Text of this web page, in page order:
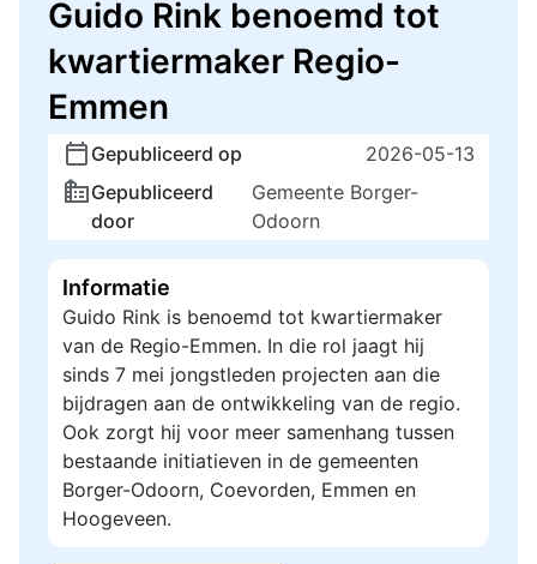
Guido Rink benoemd tot
kwartiermaker Regio-
Emmen
Gepubliceerd op
2026-05-13
Gepubliceerd
door
Gemeente Borger-
Odoorn
Informatie
Guido Rink is benoemd tot kwartiermaker
van de Regio-Emmen. In die rol jaagt hij
sinds 7 mei jongstleden projecten aan die
bijdragen aan de ontwikkeling van de regio.
Ook zorgt hij voor meer samenhang tussen
bestaande initiatieven in de gemeenten
Borger-Odoorn, Coevorden, Emmen en
Hoogeveen.